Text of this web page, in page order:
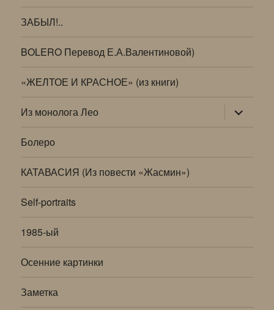
ЗАБЫЛ!..
BOLERO Перевод Е.А.Валентиновой)
«ЖЕЛТОЕ И КРАСНОЕ» (из книги)
Из монолога Лео раскрыть
дочернее
меню
Болеро
КАТАВАСИЯ (Из повести «Жасмин»)
Self-portraits
1985-ый
Осенние картинки
Заметка